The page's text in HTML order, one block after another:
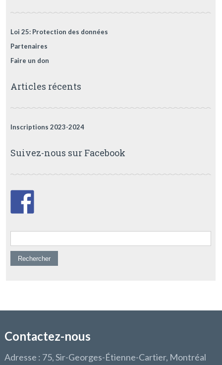
Loi 25: Protection des données
Partenaires
Faire un don
Articles récents
Inscriptions 2023-2024
Suivez-nous sur Facebook
Rechercher :
Contactez-nous
Adresse : 75, Sir-Georges-Étienne-Cartier, Montréal